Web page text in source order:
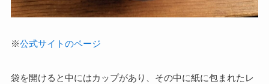
※公式サイトのページ
袋を開けると中にはカップがあり、その中に紙に包まれたレ